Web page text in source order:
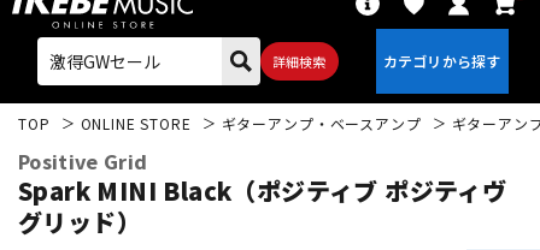
詳細検索
TOP ONLINE STORE ギターアンプ・ベースアンプ ギターアン
Positive Grid
Spark MINI Black（ポジティブ ポジティヴ
グリッド）